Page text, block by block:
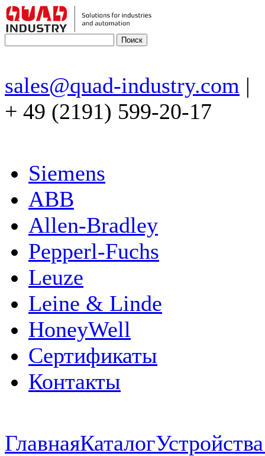
sales@quad-industry.com |
+ 49 (2191) 599-20-17
Siemens
ABB
Allen-Bradley
Pepperl-Fuchs
Leuze
Leine & Linde
HoneyWell
Сертификаты
Контакты
ГлавнаяКаталог